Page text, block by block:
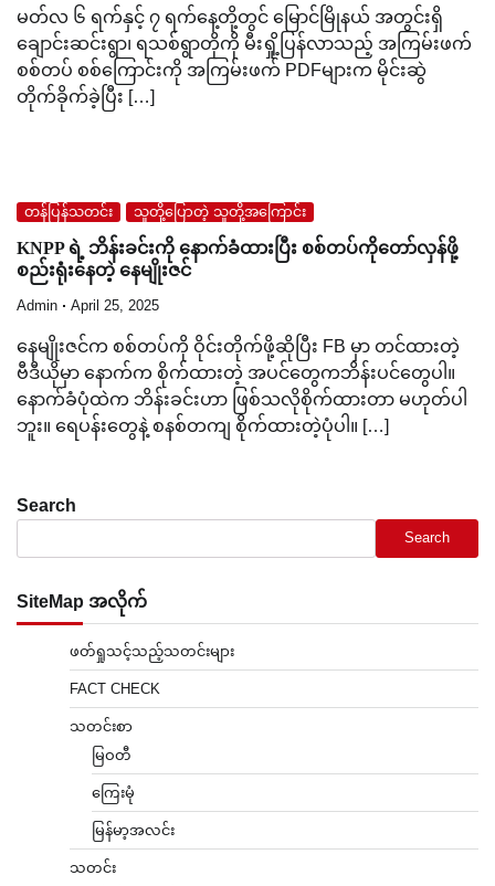
မတ်လ ၆ ရက်နှင့် ၇ ရက်နေ့တို့တွင် မြောင်မြိုနယ် အတွင်းရှိ
ချောင်းဆင်းရွာ၊ ရသစ်ရွာတိုကို မီးရှို့ပြန်လာသည့် အကြမ်းဖက်
စစ်တပ် စစ်ကြောင်းကို အကြမ်းဖက် PDFများက မိုင်းဆွဲ
တိုက်ခိုက်ခဲ့ပြီး […]
တန်ပြန်သတင်း သူတို့ပြောတဲ့ သူတို့အကြောင်း
KNPP ရဲ့ ဘိန်းခင်းကို နောက်ခံထားပြီး စစ်တပ်ကိုတော်လှန်ဖို့
စည်းရုံးနေတဲ့ နေမျိုးဇင်
Admin April 25, 2025
နေမျိုးဇင်က စစ်တပ်ကို ဝိုင်းတိုက်ဖို့ဆိုပြီး FB မှာ တင်ထားတဲ့
ဗီဒီယိုမှာ နောက်က စိုက်ထားတဲ့ အပင်တွေကဘိန်းပင်တွေပါ။
နောက်ခံပုံထဲက ဘိန်းခင်းဟာ ဖြစ်သလိုစိုက်ထားတာ မဟုတ်ပါ
ဘူး။ ရေပန်းတွေနဲ့ စနစ်တကျ စိုက်ထားတဲ့ပုံပါ။ […]
Search
Search
SiteMap အလိုက်
ဖတ်ရှုသင့်သည့်သတင်းများ
FACT CHECK
သတင်းစာ
မြဝတီ
ကြေးမုံ
မြန်မာ့အလင်း
သတင်း